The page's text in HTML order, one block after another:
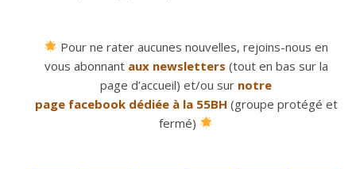
Pour ne rater aucunes nouvelles, rejoins-nous en
vous abonnant aux newsletters (tout en bas sur la
page d’accueil) et/ou sur notre
page facebook dédiée à la 55BH (groupe protégé et
fermé)